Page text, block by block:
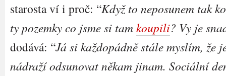
starosta ví i proč: “Když to neposunem tak
ty pozemky co jsme si tamkoupili? Vy je
dodává: “Já si každopádně stále myslím, že
nádraží odsunovat někam jinam. Sociální